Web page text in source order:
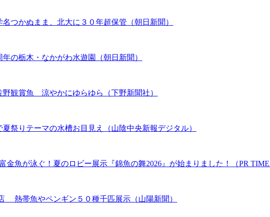
つかぬまま、北大に３０年超保管（朝日新聞）
の栃木・なかがわ水遊園（朝日新聞）
観賞魚 涼やかにゆらゆら（下野新聞社）
祭りテーマの水槽お目見え（山陰中央新報デジタル）
金魚が泳ぐ！夏のロビー展示『錦魚の舞2026』が始まりました！（PR
熱帯魚やペンギン５０種千匹展示（山陽新聞）